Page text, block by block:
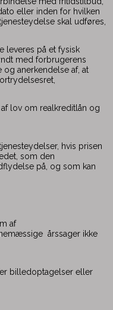
eller inden for hvilken
skal udføres,
leveres på et fysisk
med forbrugerens
anerkendelse af, at
lov om realkreditlån og
hvis prisen
som den
på, og som kan
af
årssager ikke
billedoptagelser eller